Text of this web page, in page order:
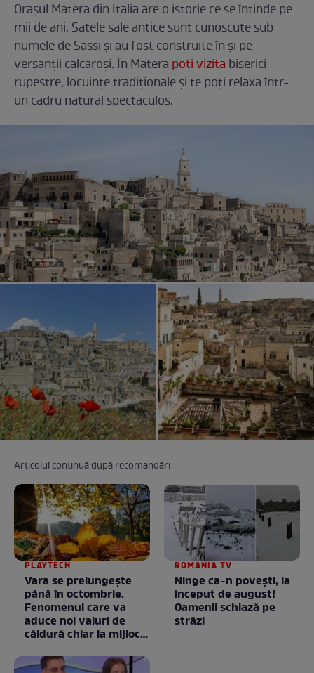
Orașul Matera din Italia are o istorie ce se întinde pe
mii de ani. Satele sale antice sunt cunoscute sub
numele de Sassi și au fost construite în și pe
versanții calcaroși. În Matera poți vizita biserici
rupestre, locuințe tradiționale și te poți relaxa într-
un cadru natural spectaculos.
Articolul continuă după recomandări
PLAYTECH
Vara se prelungeşte
până în octombrie.
Fenomenul care va
aduce noi valuri de
căldură chiar la mijlocul
ROMANIA TV
Ninge ca-n povești, la
început de august!
Oamenii schiază pe
străzi